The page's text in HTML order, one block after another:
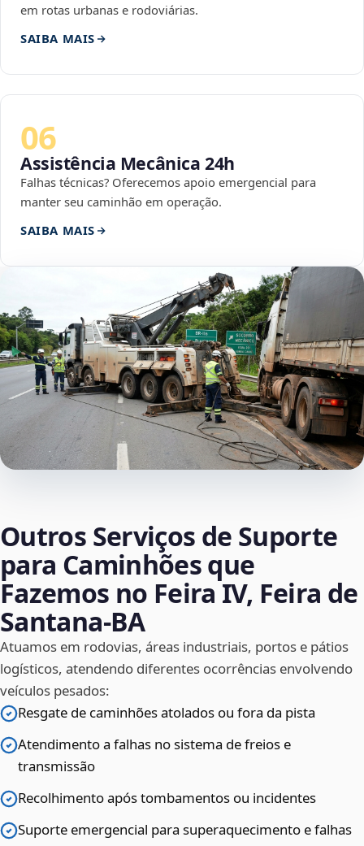
em rotas urbanas e rodoviárias.
SAIBA MAIS
06
Assistência Mecânica 24h
Falhas técnicas? Oferecemos apoio emergencial para
manter seu caminhão em operação.
SAIBA MAIS
Outros Serviços de Suporte
para Caminhões que
Fazemos no Feira IV, Feira de
Santana‑BA
Atuamos em rodovias, áreas industriais, portos e pátios
logísticos, atendendo diferentes ocorrências envolvendo
veículos pesados:
Resgate de caminhões atolados ou fora da pista
Atendimento a falhas no sistema de freios e
transmissão
Recolhimento após tombamentos ou incidentes
Suporte emergencial para superaquecimento e falhas